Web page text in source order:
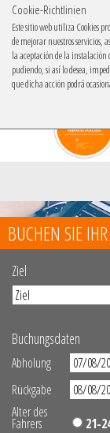
Cookie-Richtlinien
Este sitio web utiliza Cookies
de mejorar nuestros servicios,
la aceptación de la
pudiendo, si así lo desea,
que dicha acción podrá
BUCHEN SIE
Ziel
Buchungsdaten
Abholung
Rückgabe
Alter des
Fahrers 21-